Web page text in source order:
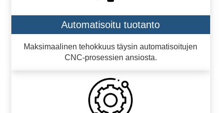
Automatisoitu tuotanto
Maksimaalinen tehokkuus täysin automatisoitujen
CNC-prosessien ansiosta.